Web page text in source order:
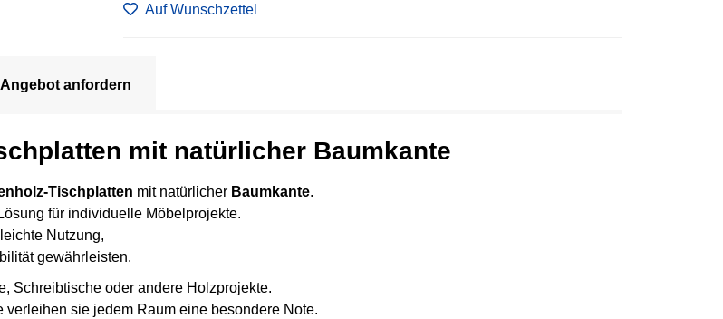
Auf Wunschzettel
Angebot anfordern
mit natürlicher Baumkante
Tischplatten mit natürlicher Baumkante.
für individuelle Möbelprojekte.
Nutzung,
gewährleisten.
Schreibtische oder andere Holzprojekte.
sie jedem Raum eine besondere Note.